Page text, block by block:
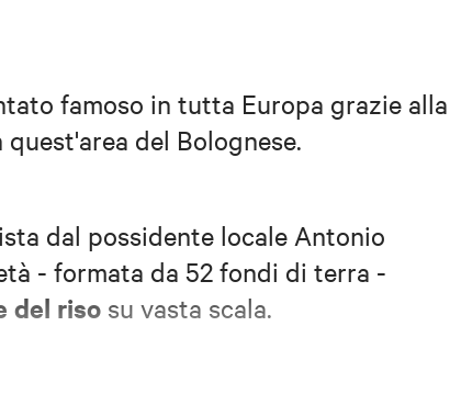
famoso in tutta Europa grazie alla
del Bolognese.
dal possidente locale Antonio
- formata da 52 fondi di terra -
del riso su vasta scala.
questa tenuta del titolo di “